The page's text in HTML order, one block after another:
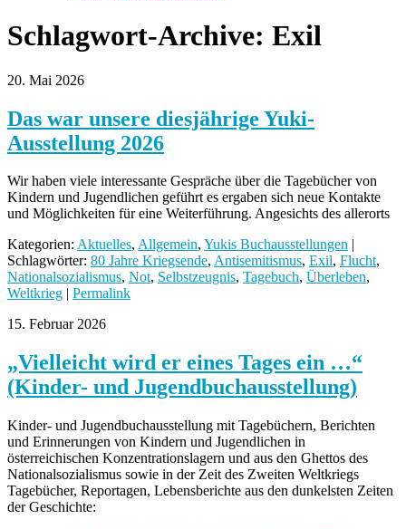
Schlagwort-Archive: Exil
20. Mai 2026
Das war unsere diesjährige Yuki-
Ausstellung 2026
Wir haben viele interessante Gespräche über die Tagebücher von
Kindern und Jugendlichen geführt es ergaben sich neue Kontakte
und Möglichkeiten für eine Weiterführung. Angesichts des allerorts
Kategorien: Aktuelles, Allgemein, Yukis Buchausstellungen
Schlagwörter: 80 Jahre Kriegsende, Antisemitismus, Exil, Flucht,
Nationalsozialismus, Not, Selbstzeugnis, Tagebuch, Überleben,
Weltkrieg
Permalink
15. Februar 2026
„Vielleicht wird er eines Tages ein …“
(Kinder- und Jugendbuchausstellung)
Kinder- und Jugendbuchausstellung mit Tagebüchern, Berichten
und Erinnerungen von Kindern und Jugendlichen in
österreichischen Konzentrationslagern und aus den Ghettos des
Nationalsozialismus sowie in der Zeit des Zweiten Weltkriegs
Tagebücher, Reportagen, Lebensberichte aus den dunkelsten Zeiten
der Geschichte: